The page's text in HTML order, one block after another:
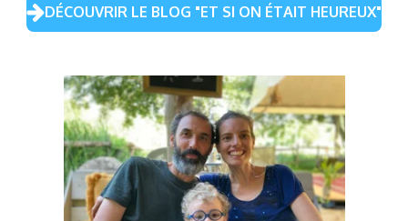
DÉCOUVRIR LE BLOG "ET SI ON ÉTAIT HEUREUX"